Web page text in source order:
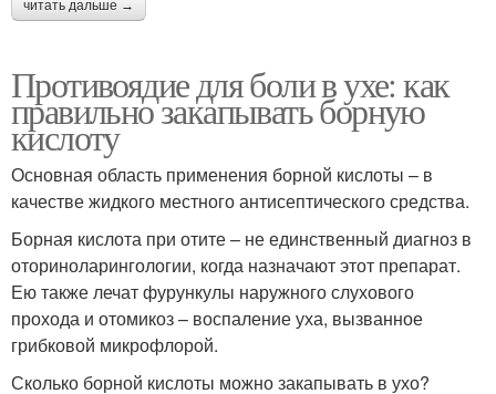
читать дальше →
Противоядие для боли в ухе: как
правильно закапывать борную
кислоту
Основная область применения борной кислоты – в
качестве жидкого местного антисептического средства.
Борная кислота при отите – не единственный диагноз в
оториноларингологии, когда назначают этот препарат.
Ею также лечат фурункулы наружного слухового
прохода и отомикоз – воспаление уха, вызванное
грибковой микрофлорой.
Сколько борной кислоты можно закапывать в ухо?